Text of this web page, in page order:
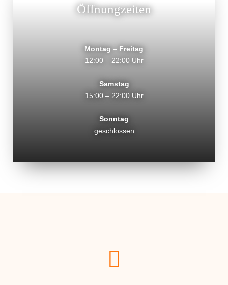
Öffnungzeiten
Montag – Freitag
12:00 – 22:00 Uhr
Samstag
15:00 – 22:00 Uhr
Sonntag
geschlossen